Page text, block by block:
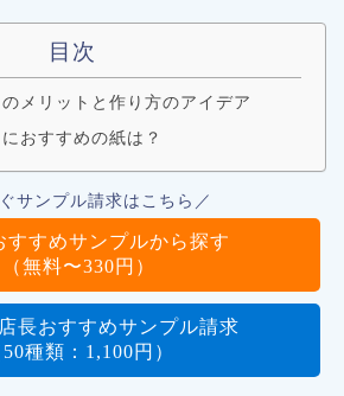
目次
メリットと作り方のアイデア
おすすめの紙は？
サンプル請求はこちら／
すすめサンプルから探す
（無料〜330円）
長おすすめサンプル請求
50種類：1,100円）